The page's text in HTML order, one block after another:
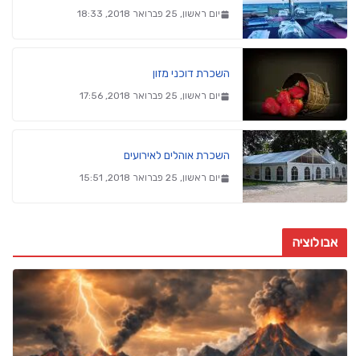
יום ראשון, 25 פברואר 2018, 18:33
השכרת דוכני מזון
יום ראשון, 25 פברואר 2018, 17:56
השכרת אוהלים לאירועים
יום ראשון, 25 פברואר 2018, 15:51
אבולוציה